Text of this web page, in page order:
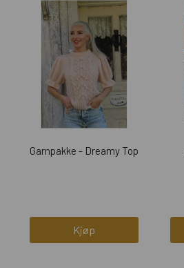
Garnpakke - Dreamy Top
Kjøp